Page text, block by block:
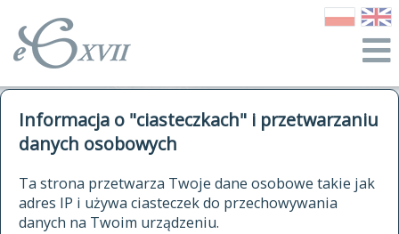
Informacja o "ciasteczkach" i przetwarzaniu
danych osobowych
Ta strona przetwarza Twoje dane osobowe takie jak
adres IP i używa ciasteczek do przechowywania
danych na Twoim urządzeniu.
autorzy Słownika
historia
publikacje
źródła
kwerendy
jak cytować Słownik
ELEKTRONICZNY SŁOWNIK
JĘZYKA POLSKIEGO